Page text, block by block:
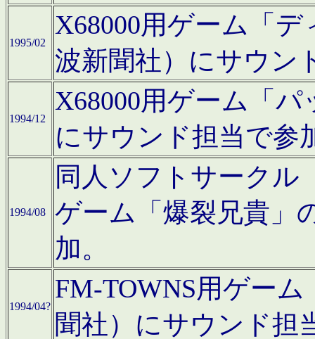
1995/02
X68000用ゲーム「
波新聞社）にサウン
1994/12
X68000用ゲーム「
にサウンド担当で参
1994/08
同人ソフトサークル
ゲーム「爆裂兄貴」
加。
1994/04?
FM-TOWNS用ゲー
聞社）にサウンド担